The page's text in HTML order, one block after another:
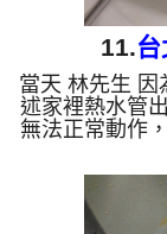
11.
當天 林先生 因
述家裡熱水管
無法正常動作
發現管壁內
機 ，開始 清
一直噴出泡
看了下一跳